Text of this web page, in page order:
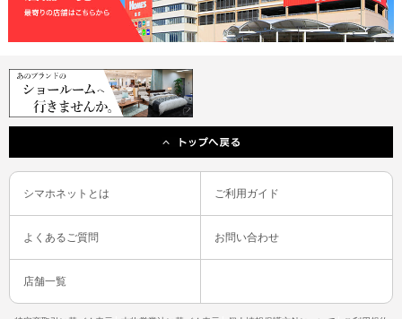
シマホネットとは ご利用ガイド
よくあるご質問 お問い合わせ
店舗一覧